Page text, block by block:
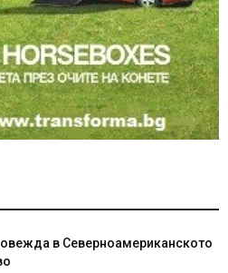
в Северноамериканското